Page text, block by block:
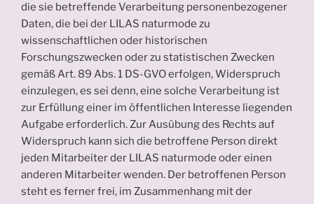
die sie betreffende Verarbeitung personenbezogener
Daten, die bei der LILAS naturmode zu
wissenschaftlichen oder historischen
Forschungszwecken oder zu statistischen Zwecken
gemäß Art. 89 Abs. 1 DS-GVO erfolgen, Widerspruch
einzulegen, es sei denn, eine solche Verarbeitung ist
zur Erfüllung einer im öffentlichen Interesse liegenden
Aufgabe erforderlich. Zur Ausübung des Rechts auf
Widerspruch kann sich die betroffene Person direkt
jeden Mitarbeiter der LILAS naturmode oder einen
anderen Mitarbeiter wenden. Der betroffenen Person
steht es ferner frei, im Zusammenhang mit der